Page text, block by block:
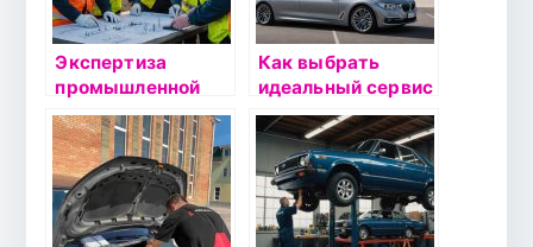
Экспертиза
промышленной
безопасности:
почему выбор
компании
«Вексиллум» –
лучшее решение
Как выбрать
идеальный сервис
для вашего BMW:
советы и
рекомендации